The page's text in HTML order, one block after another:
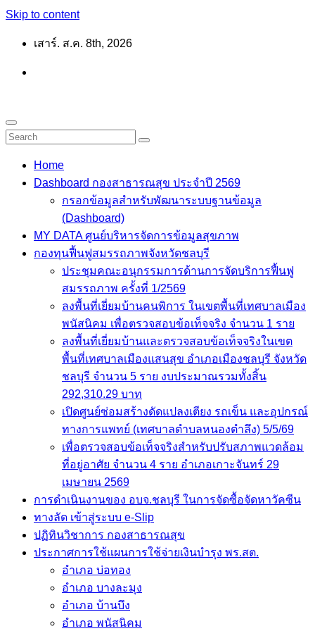
Skip to content
เสาร์. ส.ค. 8th, 2026
Home
Dashboard กองสาธารณสุข ประจำปี 2569
กรอกข้อมูลสำหรับพัฒนาระบบฐานข้อมูล
(Dashboard)
MY DATA ศูนย์บริหารจัดการข้อมูลสุขภาพ
กองทุนฟื้นฟูสมรรถภาพจังหวัดชลบุรี
ประชุมคณะอนุกรรมการด้านการจัดบริการฟื้นฟู
สมรรถภาพ ครั้งที่ 1/2569
ลงพื้นที่เยี่ยมบ้านคนพิการ ในเขตพื้นที่เทศบาลเมือง
พนัสนิคม เพื่อตรวจสอบข้อเท็จจริง จำนวน 1 ราย
ลงพื้นที่เยี่ยมบ้านและตรวจสอบข้อเท็จจริงในเขต
พื้นที่เทศบาลเมืองแสนสุข อำเภอเมืองชลบุรี จังหวัด
ชลบุรี จำนวน 5 ราย งบประมาณรวมทั้งสิ้น
292,310.29 บาท
เปิดศูนย์ซ่อมสร้างดัดแปลงเตียง รถเข็น และอุปกรณ์
ทางการแพทย์ (เทศบาลตำบลหนองตำลึง) 5/5/69
เพื่อตรวจสอบข้อเท็จจริงสำหรับปรับสภาพแวดล้อม
ที่อยู่อาศัย จำนวน 4 ราย อำเภอเกาะจันทร์ 29
เมษายน 2569
การดำเนินงานของ อบจ.ชลบุรี ในการจัดซื้อจัดหาวัคซีน
ทางลัด เข้าสู่ระบบ e-Slip
ปฏิทินวิชาการ กองสาธารณสุข
ประกาศการใช้แผนการใช้จ่ายเงินบำรุง พร.สต.
อำเภอ บ่อทอง
อำเภอ บางละมุง
อำเภอ บ้านบึง
อำเภอ พนัสนิคม